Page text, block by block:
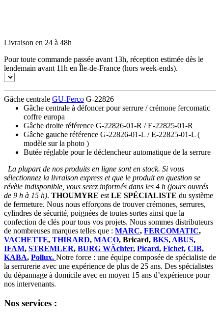
Livraison en 24 à 48h
Pour toute commande passée avant 13h, réception estimée dès le
lendemain avant 11h en Île-de-France (hors week-ends).
Gâche centrale GU-Ferco G-22826
Gâche centrale à défoncer pour serrure / crémone fercomatic
coffre europa
Gâche droite référence G-22826-01-R / E-22825-01-R
Gâche gauche référence G-22826-01-L / E-22825-01-L (
modèle sur la photo )
Butée réglable pour le déclencheur automatique de la serrure
La plupart de nos produits en ligne sont en stock. Si vous
sélectionnez la livraison express et que le produit en question se
révèle indisponible, vous serez informés dans les 4 h (jours ouvrés
de 9 h à 15 h). THOUMYRE est LE SPÉCIALISTE du système
de fermeture. Nous nous efforçons de trouver crémones, serrures,
cylindres de sécurité, poignées de toutes sortes ainsi que la
confection de clés pour tous vos projets. Nous sommes distributeurs
de nombreuses marques telles que : MARC, FERCOMATIC,
VACHETTE, THIRARD, MACO, Bricard, BKS, ABUS,
IFAM, STREMLER, BURG WÄchter, Picard, Fichet, CIB,
KABA, Pollux. Notre force : une équipe composée de spécialiste de
la serrurerie avec une expérience de plus de 25 ans. Des spécialistes
du dépannage à domicile avec en moyen 15 ans d’expérience pour
nos intervenants.
Nos services :